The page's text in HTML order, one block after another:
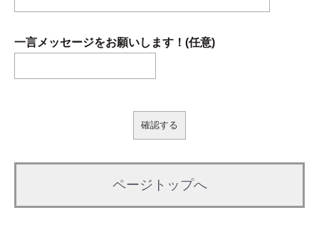
一言メッセージをお願いします！(任意)
ページトップへ